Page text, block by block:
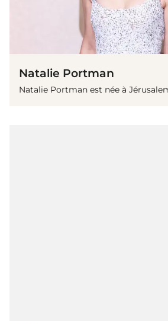
Natalie Portman
Natalie Portman est née à